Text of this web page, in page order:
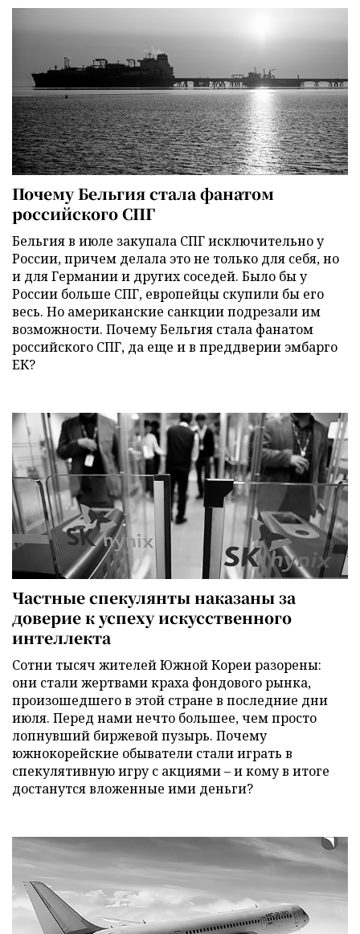
Почему Бельгия стала фанатом
российского СПГ
Бельгия в июле закупала СПГ исключительно у
России, причем делала это не только для себя, но
и для Германии и других соседей. Было бы у
России больше СПГ, европейцы скупили бы его
весь. Но американские санкции подрезали им
возможности. Почему Бельгия стала фанатом
российского СПГ, да еще и в преддверии эмбарго
ЕК?
Частные спекулянты наказаны за
доверие к успеху искусственного
интеллекта
Сотни тысяч жителей Южной Кореи разорены:
они стали жертвами краха фондового рынка,
произошедшего в этой стране в последние дни
июля. Перед нами нечто большее, чем просто
лопнувший биржевой пузырь. Почему
южнокорейские обыватели стали играть в
спекулятивную игру с акциями – и кому в итоге
достанутся вложенные ими деньги?